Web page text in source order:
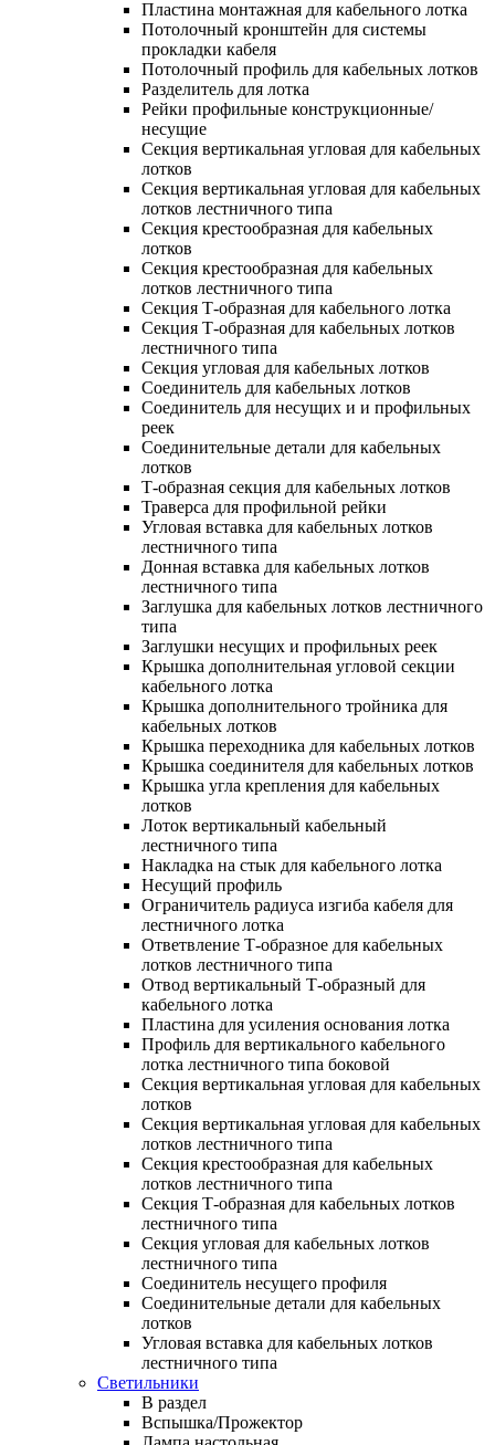
Пластина монтажная для кабельного лотка
Потолочный кронштейн для системы
прокладки кабеля
Потолочный профиль для кабельных лотков
Разделитель для лотка
Рейки профильные конструкционные/
несущие
Секция вертикальная угловая для кабельных
лотков
Секция вертикальная угловая для кабельных
лотков лестничного типа
Секция крестообразная для кабельных
лотков
Секция крестообразная для кабельных
лотков лестничного типа
Секция Т-образная для кабельного лотка
Секция Т-образная для кабельных лотков
лестничного типа
Секция угловая для кабельных лотков
Соединитель для кабельных лотков
Соединитель для несущих и и профильных
реек
Соединительные детали для кабельных
лотков
Т-образная секция для кабельных лотков
Траверса для профильной рейки
Угловая вставка для кабельных лотков
лестничного типа
Донная вставка для кабельных лотков
лестничного типа
Заглушка для кабельных лотков лестничного
типа
Заглушки несущих и профильных реек
Крышка дополнительная угловой секции
кабельного лотка
Крышка дополнительного тройника для
кабельных лотков
Крышка переходника для кабельных лотков
Крышка соединителя для кабельных лотков
Крышка угла крепления для кабельных
лотков
Лоток вертикальный кабельный
лестничного типа
Накладка на стык для кабельного лотка
Несущий профиль
Ограничитель радиуса изгиба кабеля для
лестничного лотка
Ответвление Т-образное для кабельных
лотков лестничного типа
Отвод вертикальный Т-образный для
кабельного лотка
Пластина для усиления основания лотка
Профиль для вертикального кабельного
лотка лестничного типа боковой
Секция вертикальная угловая для кабельных
лотков
Секция вертикальная угловая для кабельных
лотков лестничного типа
Секция крестообразная для кабельных
лотков лестничного типа
Секция Т-образная для кабельных лотков
лестничного типа
Секция угловая для кабельных лотков
лестничного типа
Соединитель несущего профиля
Соединительные детали для кабельных
лотков
Угловая вставка для кабельных лотков
лестничного типа
Светильники
В раздел
Вспышка/Прожектор